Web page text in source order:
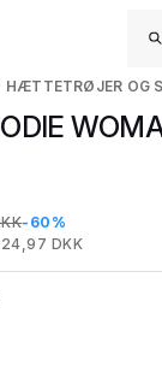
HÆTTETRØJER OG
-60%
DKK